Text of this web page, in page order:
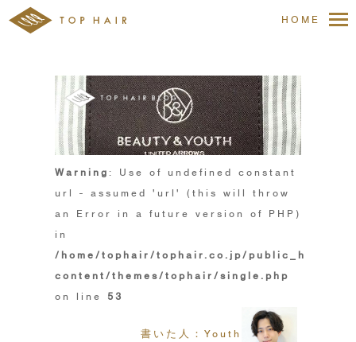
HOME
Warning : Use of undefined constant
url - assumed 'url' (this will throw
an Error in a future version of PHP)
in
/home/tophair/tophair.co.jp/public_html/
content/themes/tophair/single.php
on line 53
書いた人：Youth